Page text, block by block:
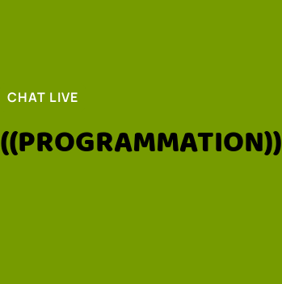
((PROGRAMMATION))
CHAT LIVE